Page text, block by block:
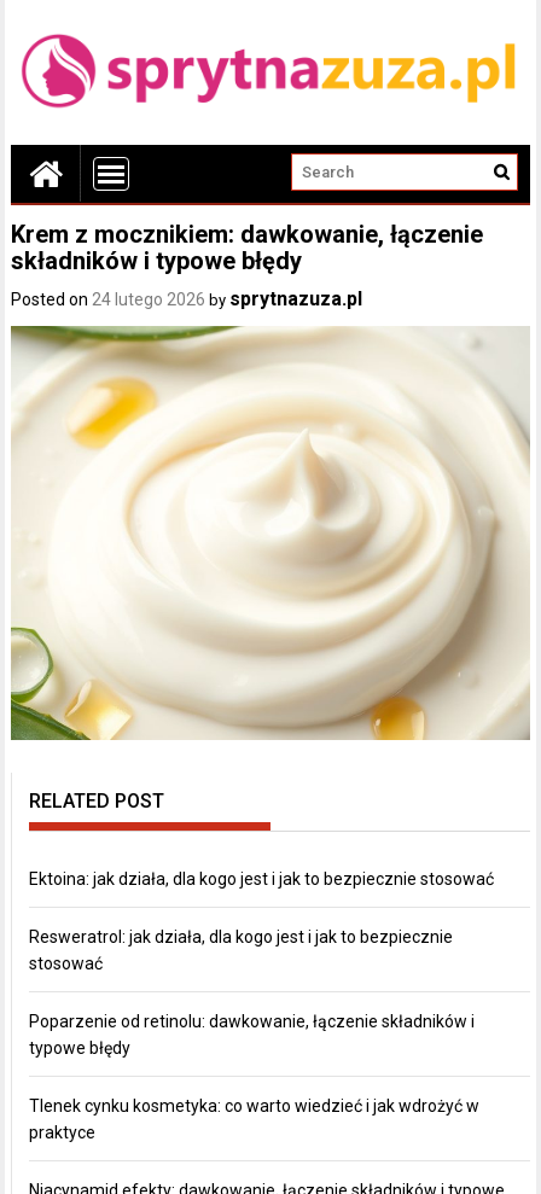
Krem z mocznikiem: dawkowanie, łączenie
składników i typowe błędy
Posted on 24 lutego 2026 by sprytnazuza.pl
RELATED POST
Ektoina: jak działa, dla kogo jest i jak to bezpiecznie stosować
Resweratrol: jak działa, dla kogo jest i jak to bezpiecznie
stosować
Poparzenie od retinolu: dawkowanie, łączenie składników i
typowe błędy
Tlenek cynku kosmetyka: co warto wiedzieć i jak wdrożyć w
praktyce
Niacynamid efekty: dawkowanie, łączenie składników i typowe